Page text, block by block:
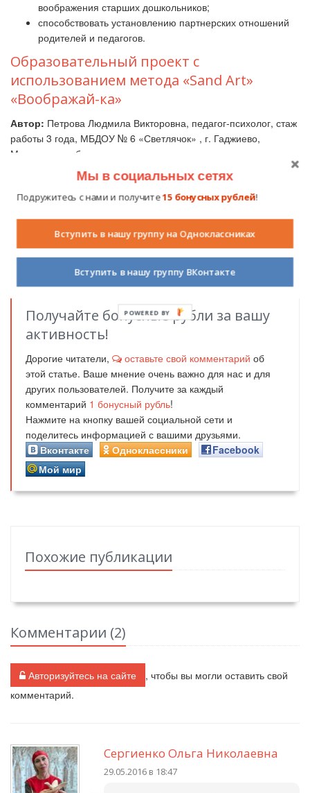
воображения старших дошкольников;
способствовать установлению партнерских отношений
родителей и педагогов.
Образовательный проект с
использованием метода «Sand Art»
«Воображай-ка»
Автор: Петрова Людмила Викторовна, педагог-психолог, стаж
работы 3 года, МБДОУ № 6 «Светлячок» , г. Гаджиево,
Мурманская область.
(голосов: 3, сумма
баллов: 14)
Людмила Петрова
10 мая 2016
4777
Получайте бонусные рубли за вашу
активность!
Дорогие читатели, оставьте свой комментарий об
этой статье. Ваше мнение очень важно для нас и для
других пользователей. Получите за каждый
комментарий 1 бонусный рубль!
Нажмите на кнопку вашей социальной сети и
поделитесь информацией с вашими друзьями.
Вконтакте
Одноклассники
Facebook
Мой мир
Похожие публикации
Комментарии (2)
Авторизуйтесь на сайте
, чтобы вы могли оставить свой
комментарий.
Сергиенко Ольга Николаевна
29.05.2016 в 18:47
Мы в социальных сетях
Подружитесь с нами и получите15 бонусных рублей!
Вступить в нашу группу на Одноклассниках
Вступить в нашу группу ВКонтакте
POWERED BY